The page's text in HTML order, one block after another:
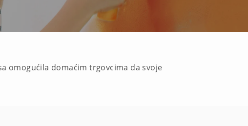
omogućila domaćim trgovcima da svoje